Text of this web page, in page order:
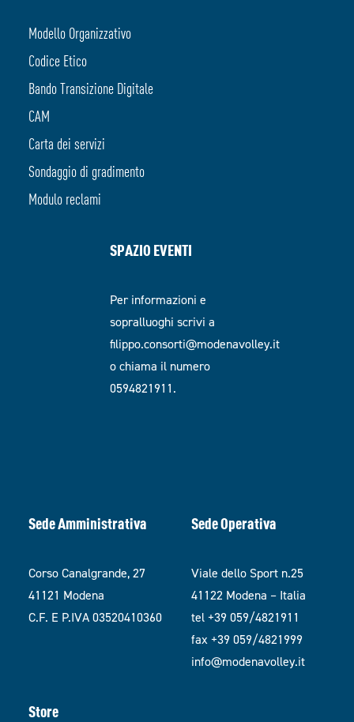
Modello Organizzativo
Codice Etico
Bando Transizione Digitale
CAM
Carta dei servizi
Sondaggio di gradimento
Modulo reclami
SPAZIO EVENTI
Per informazioni e
sopralluoghi scrivi a
filippo.consorti@modenavolley.it
o chiama il numero
0594821911.
Sede Amministrativa
Corso Canalgrande, 27
41121 Modena
C.F. E P.IVA 03520410360
Sede Operativa
Viale dello Sport n.25
41122 Modena – Italia
tel +39 059/4821911
fax +39 059/4821999
info@modenavolley.it
Store